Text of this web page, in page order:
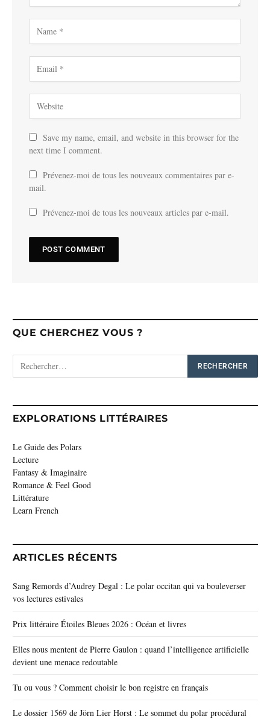
Save my name, email, and website in this browser for the
next time I comment.
Prévenez-moi de tous les nouveaux commentaires par e-
mail.
Prévenez-moi de tous les nouveaux articles par e-mail.
QUE CHERCHEZ VOUS ?
EXPLORATIONS LITTÉRAIRES
Le Guide des Polars
Lecture
Fantasy & Imaginaire
Romance & Feel Good
Littérature
Learn French
ARTICLES RÉCENTS
Sang Remords d’Audrey Degal : Le polar occitan qui va bouleverser
vos lectures estivales
Prix littéraire Étoiles Bleues 2026 : Océan et livres
Elles nous mentent de Pierre Gaulon : quand l’intelligence artificielle
devient une menace redoutable
Tu ou vous ? Comment choisir le bon registre en français
Le dossier 1569 de Jörn Lier Horst : Le sommet du polar procédural